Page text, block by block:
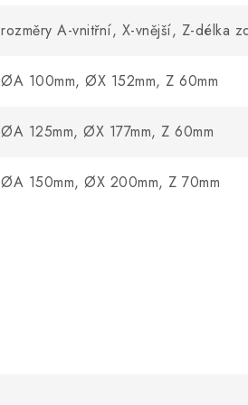
rozměry A-vnitřní, X-vnější, Z-délka
ØA 100mm, ØX 152mm, Z 60mm
ØA 125mm, ØX 177mm, Z 60mm
ØA 150mm, ØX 200mm, Z 70mm